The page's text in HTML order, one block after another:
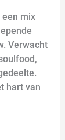
een mix
Verwacht
hart van